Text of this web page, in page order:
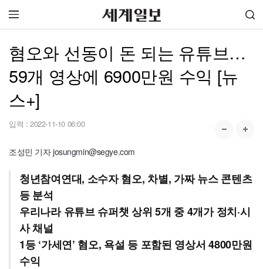
혐오와 선동이 돈 되는 유튜브…
59개 영상에 6900만원 수익 [뉴
스+]
입력 : 2022-11-10 06:00
조성민 기자 josungmin@segye.com
청년참여연대, 소수자 혐오, 차별, 가짜 뉴스 콘텐츠
등 분석
우리나라 유튜브 슈퍼챗 상위 5개 중 4개가 정치·시
사 채널
1등 ‘가세연’ 혐오, 욕설 등 포함된 영상서 4800만원
수익